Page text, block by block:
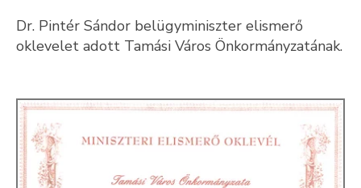
Hivatal
Turizmus
Fejlesztések
Média
Dr. Pintér Sándor belügyminiszter elismerő
oklevelet adott Tamási Város Önkormányzatának.